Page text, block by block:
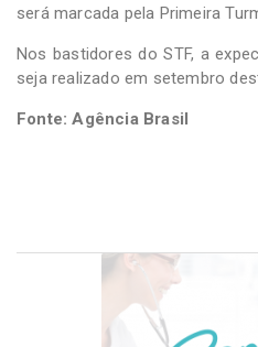
será marcada pela Primeira
Nos bastidores do STF, a
seja realizado em setembro
Fonte: Agência Brasil